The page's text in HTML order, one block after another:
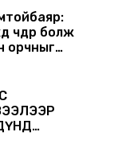
чөдөр болж
орчныг
САВНУУД